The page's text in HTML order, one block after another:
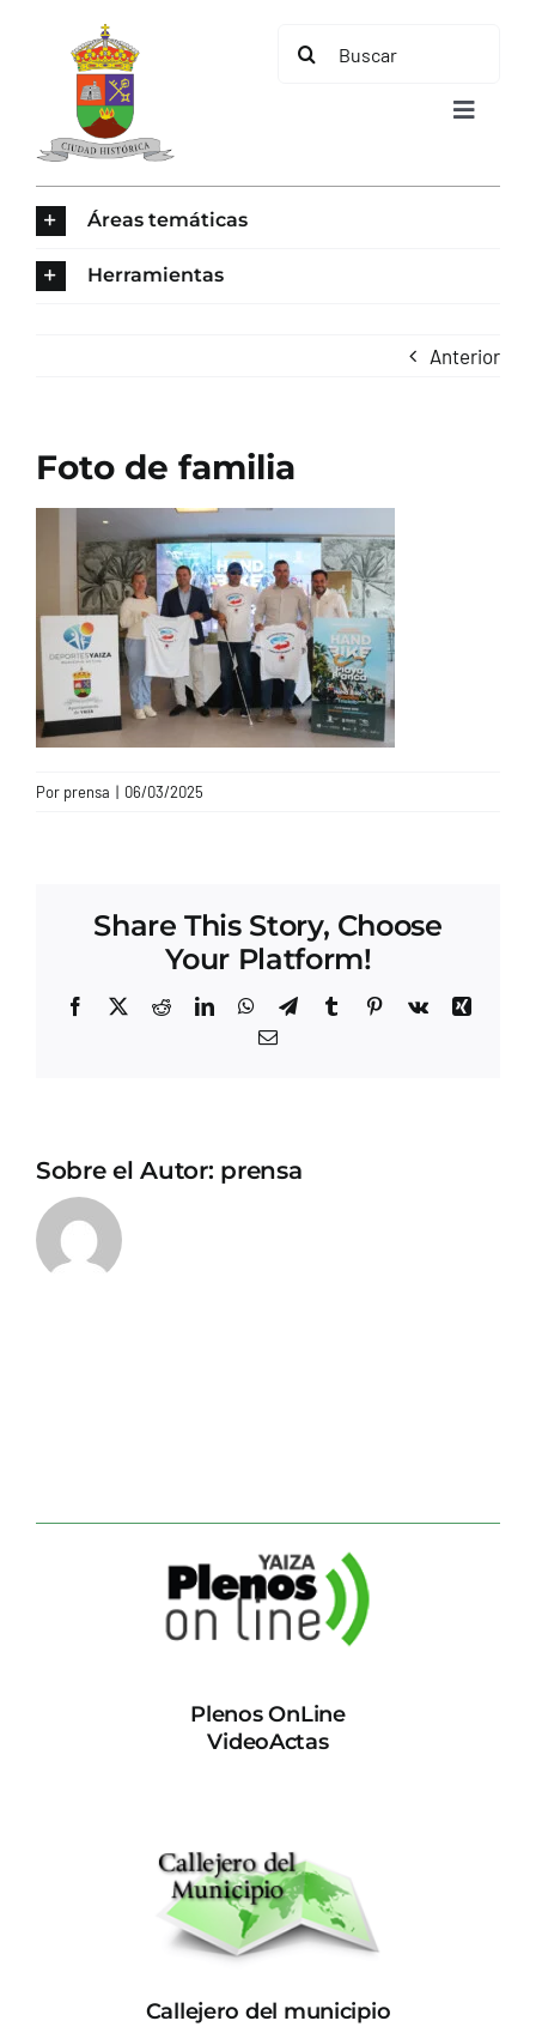
contenido
Buscar:
Toggle
CONTACTO
Áreas temáticas
Herramientas
Anterior
Foto de familia
Por prensa | 06/03/2025
Share This Story, Choose
Your Platform!
Facebook
X RedditLinkedInWhatsApp
TelegramTumblrPinterest
Vk
Xing
Correo
Sobre el Autor: prensa
Plenos OnLine
VideoActas
Callejero del municipio